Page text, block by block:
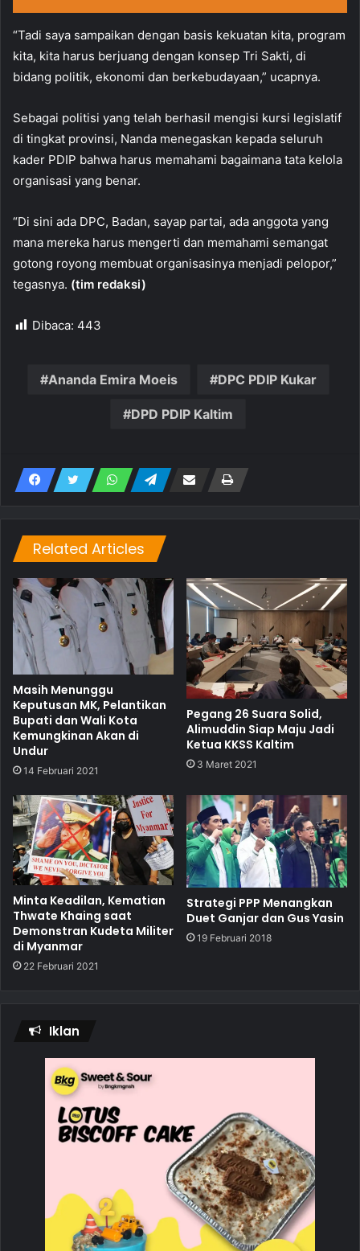
“Tadi saya sampaikan dengan basis kekuatan kita, program
kita, kita harus berjuang dengan konsep Tri Sakti, di
bidang politik, ekonomi dan berkebudayaan,” ucapnya.
Sebagai politisi yang telah berhasil mengisi kursi legislatif
di tingkat provinsi, Nanda menegaskan kepada seluruh
kader PDIP bahwa harus memahami bagaimana tata kelola
organisasi yang benar.
“Di sini ada DPC, Badan, sayap partai, ada anggota yang
mana mereka harus mengerti dan memahami semangat
gotong royong membuat organisasinya menjadi pelopor,”
tegasnya. (tim redaksi)
Dibaca: 443
Ananda Emira Moeis DPC PDIP Kukar
DPD PDIP Kaltim
Related Articles
Masih Menunggu
Keputusan MK, Pelantikan
Bupati dan Wali Kota
Kemungkinan Akan di
Undur
14 Februari 2021
Pegang 26 Suara Solid,
Alimuddin Siap Maju Jadi
Ketua KKSS Kaltim
3 Maret 2021
Minta Keadilan, Kematian
Thwate Khaing saat
Demonstran Kudeta Militer
di Myanmar
22 Februari 2021
Strategi PPP Menangkan
Duet Ganjar dan Gus Yasin
19 Februari 2018
Iklan